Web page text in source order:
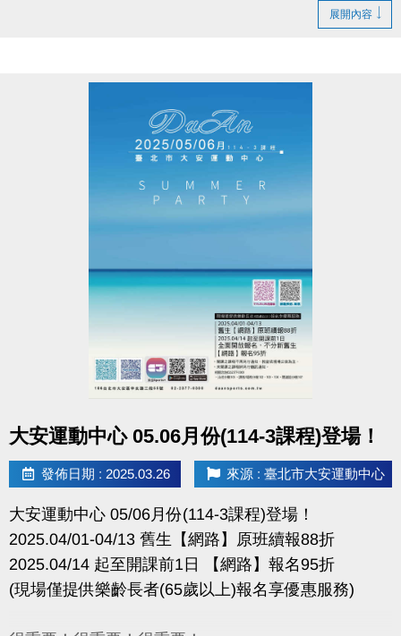
展開內容
大安運動中心 05.06月份(114-3課程)登場！
發佈日期 : 2025.03.26 來源 : 臺北市大安運動中心
大安運動中心 05/06月份(114-3課程)登場！
2025.04/01-04/13 舊生【網路】原班續報88折
2025.04/14 起至開課前1日 【網路】報名95折
(現場僅提供樂齡長者(65歲以上)報名享優惠服務)